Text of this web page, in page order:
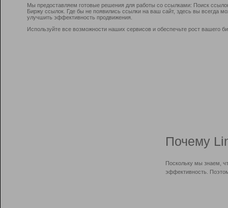
Мы предоставляем готовые решения для работы со ссылками: Поиск
Биржу ссылок. Где бы не появились ссылки на ваш сайт, здесь вы всегда
улучшить эффективность продвижения.
Используйте все возможности наших сервисов и обеспечьте рост вашего
Почему
Поскольку мы знаем,
эффективность.